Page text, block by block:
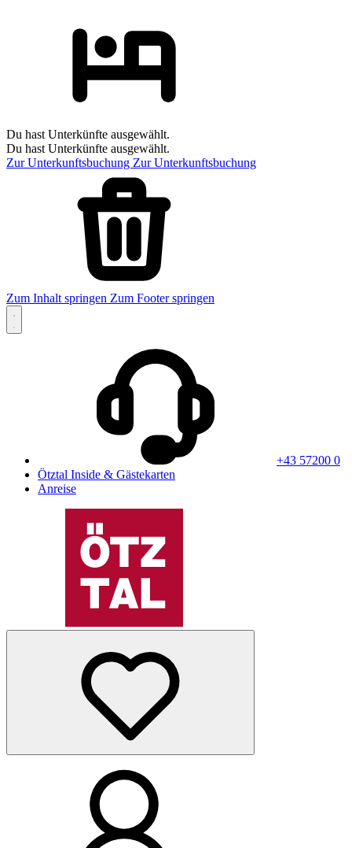
Du hast Unterkünfte ausgewählt.
Du hast Unterkünfte ausgewählt.
Zur Unterkunftsbuchung Zur Unterkunftsbuchung
Zum Inhalt springen Zum Footer springen
+43 57200 0
Ötztal Inside & Gästekarten
Anreise